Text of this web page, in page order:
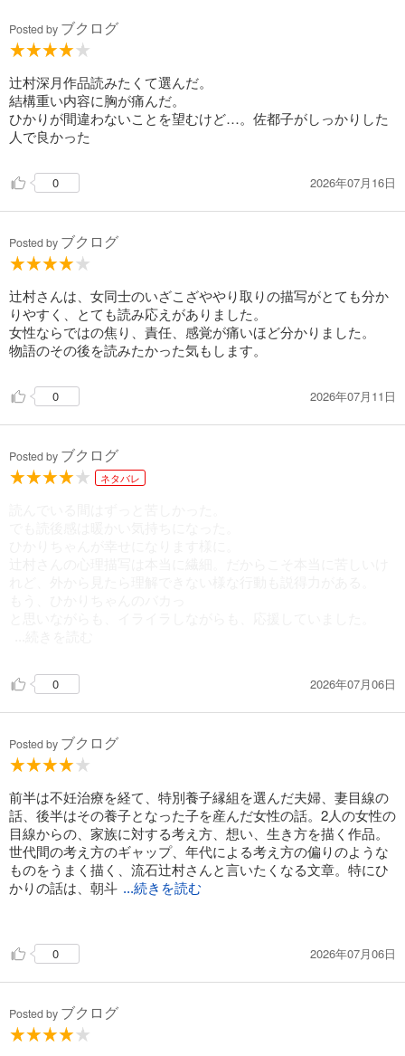
Posted by ブクログ
辻村深月作品読みたくて選んだ。
結構重い内容に胸が痛んだ。
ひかりが間違わないことを望むけど…。佐都子がしっかりした
人で良かった
0 2026年07月16日
Posted by ブクログ
辻村さんは、女同士のいざこざややり取りの描写がとても分か
りやすく、とても読み応えがありました。
女性ならではの焦り、責任、感覚が痛いほど分かりました。
物語のその後を読みたかった気もします。
0 2026年07月11日
Posted by ブクログ
ネタバレ
0 2026年07月06日
Posted by ブクログ
前半は不妊治療を経て、特別養子縁組を選んだ夫婦、妻目線の
話、後半はその養子となった子を産んだ女性の話。2人の女性の
目線からの、家族に対する考え方、想い、生き方を描く作品。
世代間の考え方のギャップ、年代による考え方の偏りのような
ものをうまく描く、流石辻村さんと言いたくなる文章。特にひ
かりの話は、朝斗 ...続きを読む
全てを理解し合えている家族って、この世の中にどのくらいい
るのだろう。
解してくれる、理解し合える関係となったのなら、ひかりにと
っても「朝が来た」と思えた日になったんじゃないか。
0 2026年07月06日
Posted by ブクログ